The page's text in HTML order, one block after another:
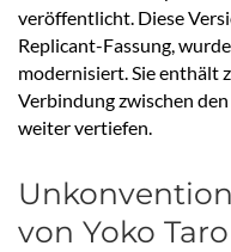
veröffentlicht. Diese
Replicant-Fassung,
modernisiert. Sie enthält
Verbindung zwischen
weiter vertiefen.
von Yoko Taro